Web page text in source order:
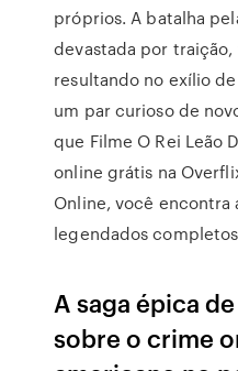
próprios. A batalha
devastada por
resultando no exílio
um par curioso de
que Filme O Rei Leão
online grátis na
Online, você encontra
legendados
A saga épica
sobre o crime